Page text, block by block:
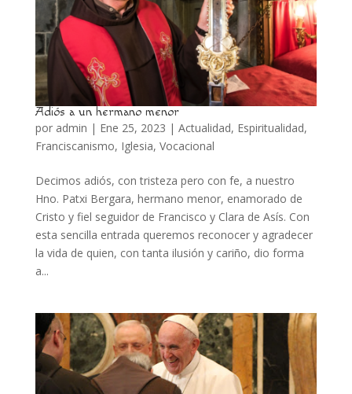
Adiós a un hermano menor
por admin | Ene 25, 2023 | Actualidad, Espiritualidad,
Franciscanismo, Iglesia, Vocacional
Decimos adiós, con tristeza pero con fe, a nuestro
Hno. Patxi Bergara, hermano menor, enamorado de
Cristo y fiel seguidor de Francisco y Clara de Asís. Con
esta sencilla entrada queremos reconocer y agradecer
la vida de quien, con tanta ilusión y cariño, dio forma
a...